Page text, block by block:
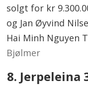
solgt for kr
og Jan Øyvind
Hai Minh Nguyen
Bjølmer
8. Jerpeleina